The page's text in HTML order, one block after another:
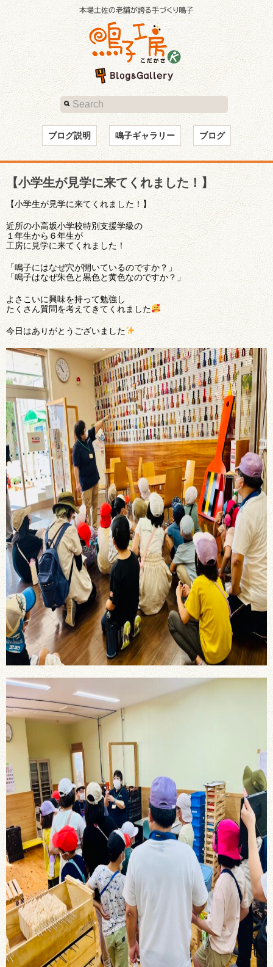
ブログ説明 鳴子ギャラリー ブログ
【小学生が見学に来てくれました！】
【小学生が見学に来てくれました！】
近所の小高坂小学校特別支援学級の
１年生から６年生が
工房に見学に来てくれました！
「鳴子にはなぜ穴が開いているのですか？」
「鳴子はなぜ朱色と黒色と黄色なのですか？」
よさこいに興味を持って勉強し
たくさん質問を考えてきてくれました
今日はありがとうございました